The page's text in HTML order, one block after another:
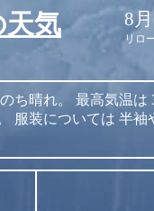
天気 8
リロ
ち晴れ。 最高気温は
服装については 半袖